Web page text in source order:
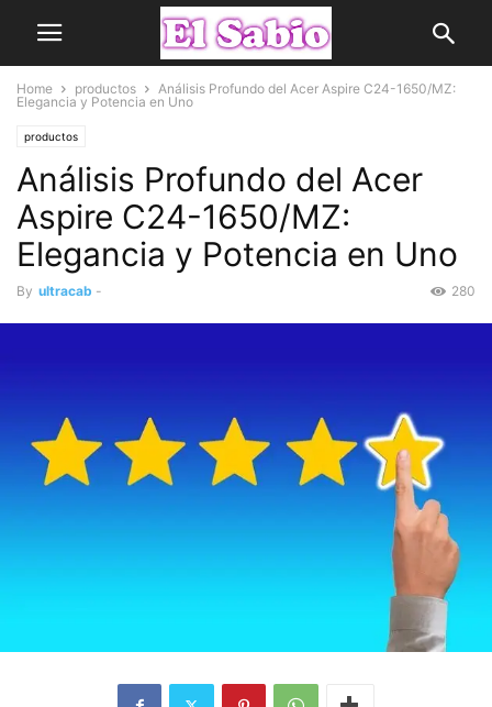
Home productos
Análisis Profundo del Acer Aspire C24-1650/MZ:
Elegancia y Potencia en Uno
productos
Análisis Profundo del Acer
Aspire C24-1650/MZ:
Elegancia y Potencia en Uno
By ultracab - 280